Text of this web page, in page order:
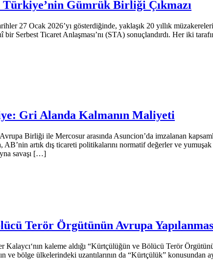
Gümrük Birliği Çıkmazı
27 Ocak 2026’yı gösterdiğinde, yaklaşık 20 yıllık
Ticaret Anlaşması’nı (STA) sonuçlandırdı. Her iki
Gri Alanda Kalmanın Maliyeti
Birliği ile Mercosur arasında Asuncion’da imzalanan
AB’nin artık dış ticareti politikalarını normatif değerler ve
savaşı […]
Terör Örgütünün Avrupa
Kalaycı‘nın kaleme aldığı “Kürtçülüğün ve Bölücü Terör
bölge ülkelerindeki uzantılarının da “Kürtçülük” konusundan